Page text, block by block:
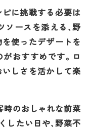
に挑戦する必要は
ースを添える、野
使ったデザートを
おすすめです。ロ
しさを活かして楽
時のおしゃれな前菜
したい日や、野菜不